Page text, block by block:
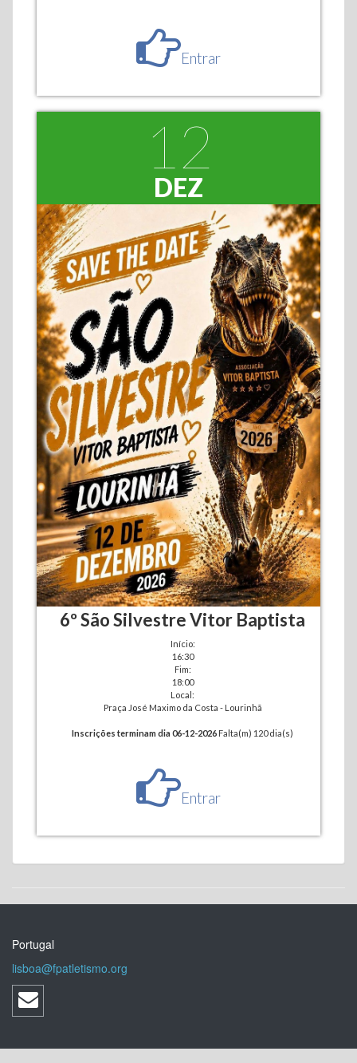
Entrar
12
DEZ
6º São Silvestre Vitor Baptista
Início:
16:30
Fim:
18:00
Local:
Praça José Maximo da Costa - Lourinhã
Inscrições terminam dia 06-12-2026 Falta(m) 120 dia(s)
Entrar
Portugal
lisboa@fpatletismo.org